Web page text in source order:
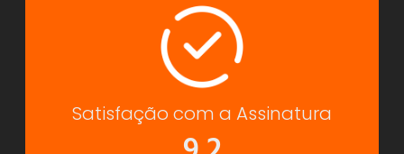
Satisfação com a Assinatura